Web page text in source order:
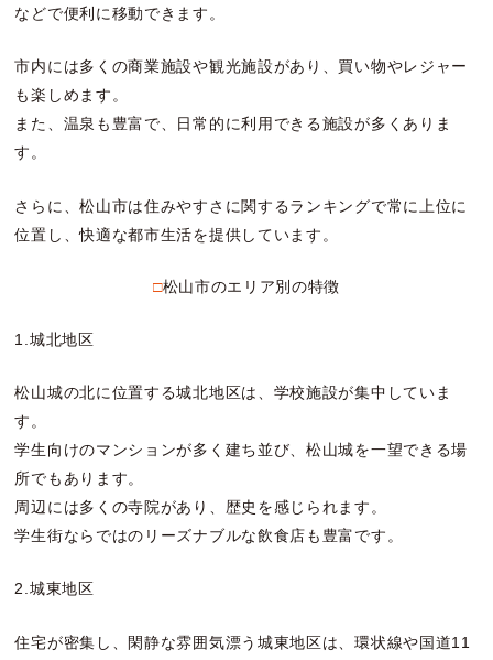
などで便利に移動できます。
市内には多くの商業施設や観光施設があり、買い物やレジャー
も楽しめます。
また、温泉も豊富で、日常的に利用できる施設が多くありま
す。
さらに、松山市は住みやすさに関するランキングで常に上位に
位置し、快適な都市生活を提供しています。
□松山市のエリア別の特徴
1.城北地区
松山城の北に位置する城北地区は、学校施設が集中していま
す。
学生向けのマンションが多く建ち並び、松山城を一望できる場
所でもあります。
周辺には多くの寺院があり、歴史を感じられます。
学生街ならではのリーズナブルな飲食店も豊富です。
2.城東地区
住宅が密集し、閑静な雰囲気漂う城東地区は、環状線や国道11